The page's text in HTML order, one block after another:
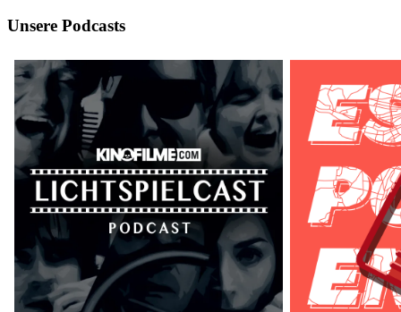
Unsere Podcasts